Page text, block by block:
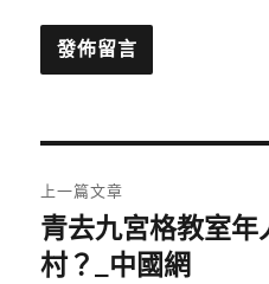
章
導
上一篇文章
上
一
青去九宮格教室年
村？_中國網